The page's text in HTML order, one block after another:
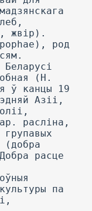
жвір).
род
(Н.
ў канцы 19
Азіі,
расліна,
(добра
расце
па